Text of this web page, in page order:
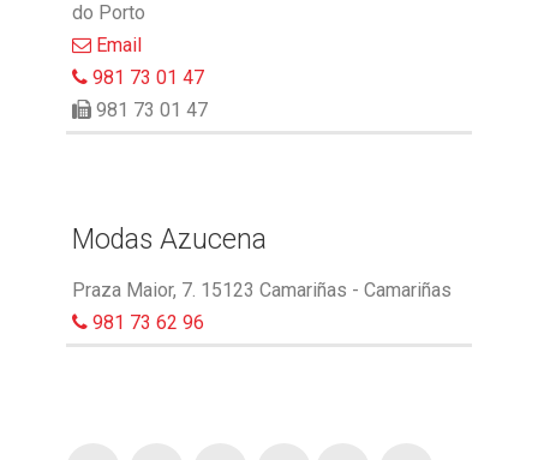
do Porto
Email
981 73 01 47
981 73 01 47
Modas Azucena
Praza Maior, 7. 15123 Camariñas - Camariñas
981 73 62 96